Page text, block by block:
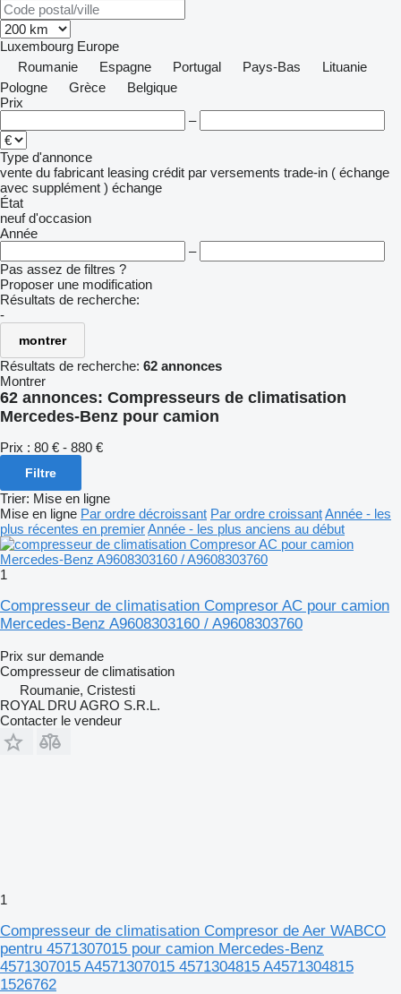
Luxembourg Europe
Roumanie
Espagne Portugal Pays-Bas
Lituanie
Pologne
Grèce
Belgique
Prix
–
Type d'annonce
vente du fabricant leasing crédit par versements trade-in ( échange
avec supplément ) échange
État
neuf d'occasion
Année
–
Pas assez de filtres ?
Proposer une modification
Résultats de recherche:
-
montrer
Résultats de recherche: 62 annonces
Montrer
62 annonces: Compresseurs de climatisation
Mercedes-Benz pour camion
Prix : 80 € - 880 €
Filtre
Trier: Mise en ligne
Mise en ligne Par ordre décroissant Par ordre croissantAnnée - les
plus récentes en premierAnnée - les plus anciens au début
1
Compresseur de climatisation Compresor AC pour camion
Mercedes-Benz A9608303160 / A9608303760
Prix sur demande
Compresseur de climatisation
Roumanie, Cristesti
ROYAL DRU AGRO S.R.L.
Contacter le vendeur
1
Compresseur de climatisation Compresor de Aer WABCO
pentru 4571307015 pour camion Mercedes-Benz
4571307015 A4571307015 4571304815 A4571304815
1526762